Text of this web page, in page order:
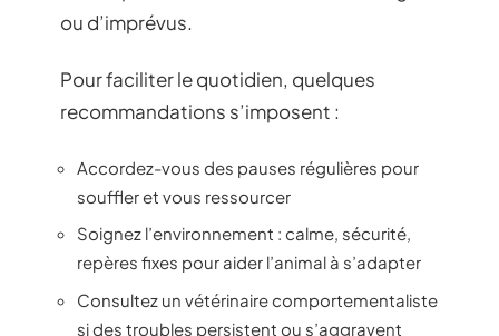
ou d’imprévus.
Pour faciliter le quotidien, quelques
recommandations s’imposent :
Accordez-vous des pauses régulières pour
souffler et vous ressourcer
Soignez l’environnement : calme, sécurité,
repères fixes pour aider l’animal à s’adapter
Consultez un vétérinaire comportementaliste
si des troubles persistent ou s’aggravent